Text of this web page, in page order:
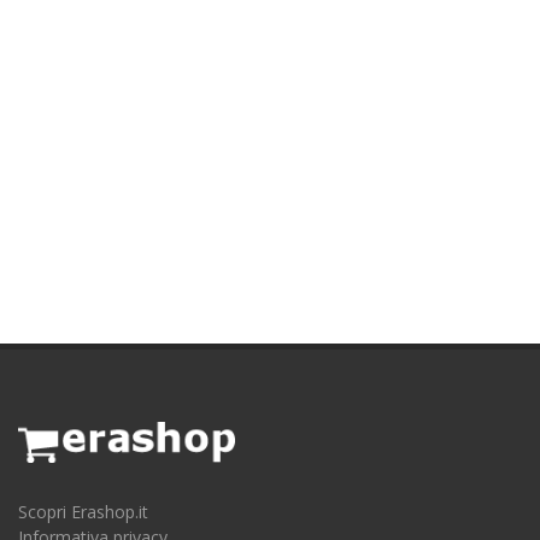
Scopri Erashop.it